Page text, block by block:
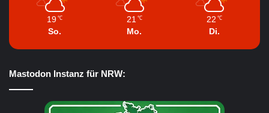
19 ℃
So.
21 ℃
Mo.
22 ℃
Di.
Mastodon Instanz für NRW: